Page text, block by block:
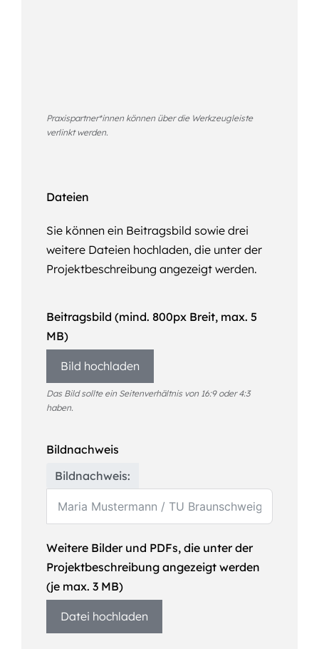
Praxispartner*innen können über die Werkzeugleiste
verlinkt werden.
Dateien
Sie können ein Beitragsbild sowie drei
weitere Dateien hochladen, die unter der
Projektbeschreibung angezeigt werden.
Beitragsbild (mind. 800px Breit, max. 5
MB)
Bild hochladen
Das Bild sollte ein Seitenverhältnis von 16:9 oder 4:3
haben.
Bildnachweis
Bildnachweis:
Weitere Bilder und PDFs, die unter der
Projektbeschreibung angezeigt werden
(je max. 3 MB)
Datei hochladen